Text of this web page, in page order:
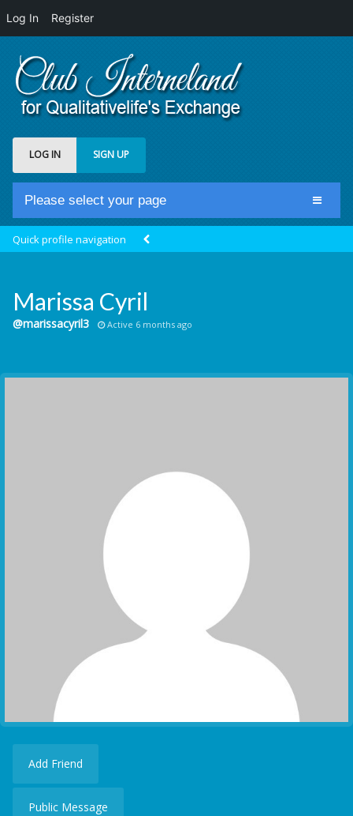
Log In Register
LOG IN SIGN UP
Please select your page
Groups
Communication Point
Quick profile navigation
Marissa Cyril
@marissacyril3 Active 6 months ago
Add Friend
Public Message